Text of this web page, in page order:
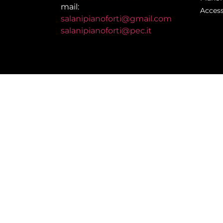
mail:
salanipianoforti@gmail.com
salanipianoforti@pec.it